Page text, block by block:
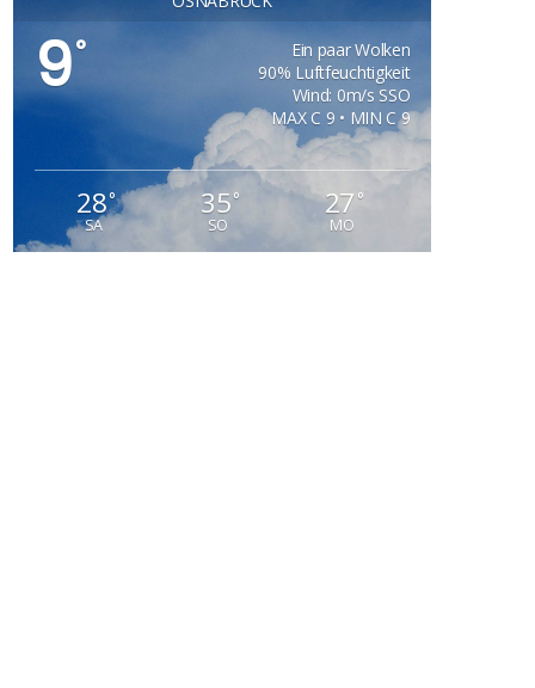
9°
Ein paar Wolken
90% Luftfeuchtigkeit
Wind: 0m/s SSO
MAX C 9 • MIN C 9
28°
SA
35°
SO
27 °
MO